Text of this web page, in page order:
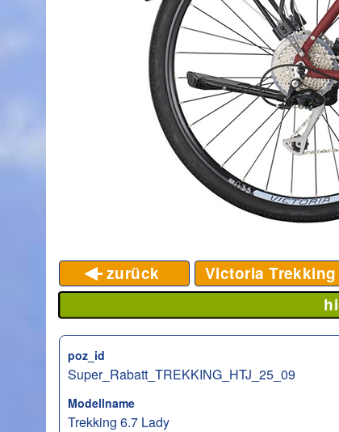
zurück Victoria
poz_id
Super_Rabatt_TREKKING_HTJ_25_09
Modellname
Trekking 6.7 Lady